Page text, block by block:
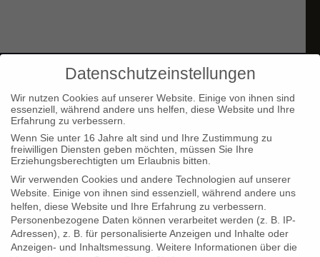
RESEARCH
Lorem ipsum dolor sit amet,
consectetuer adipiscing elit. Aenean
commodo ligula eget dolor.
LOVING IT
Lorem ipsum dolor sit amet,
consectetuer adipiscing elit. Aenean
commodo ligula eget dolor.
Datenschutzeinstellungen
Wir nutzen Cookies auf unserer Website. Einige von ihnen sind
essenziell, während andere uns helfen, diese Website und Ihre
Erfahrung zu verbessern.
Wenn Sie unter 16 Jahre alt sind und Ihre Zustimmung zu
freiwilligen Diensten geben möchten, müssen Sie Ihre
Erziehungsberechtigten um Erlaubnis bitten.
Wir verwenden Cookies und andere Technologien auf unserer
Website. Einige von ihnen sind essenziell, während andere uns
helfen, diese Website und Ihre Erfahrung zu verbessern.
Personenbezogene Daten können verarbeitet werden (z. B. IP-
Adressen), z. B. für personalisierte Anzeigen und Inhalte oder
Anzeigen- und Inhaltsmessung. Weitere Informationen über die